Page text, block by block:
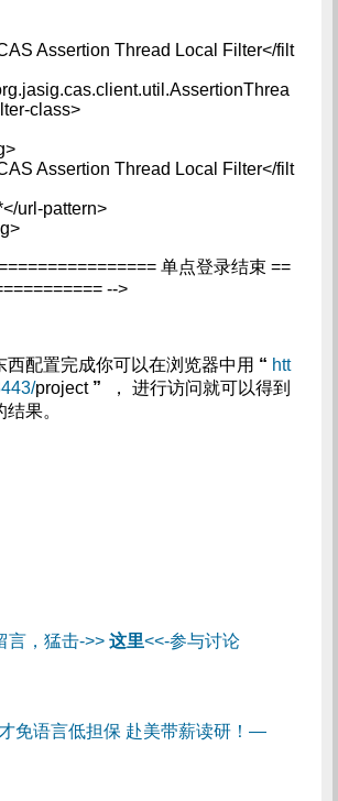
Assertion Thread Local Filter</filt
class>
Assertion Thread Local Filter</filt
url-pattern>
单点登录结束 ==
-->
西配置完成你可以在浏览器中用 “ htt
project ”
， 进行访问就可以得到
果。
言，猛击->> 这里<<-参与讨论
免语言低担保 赴美带薪读研！—